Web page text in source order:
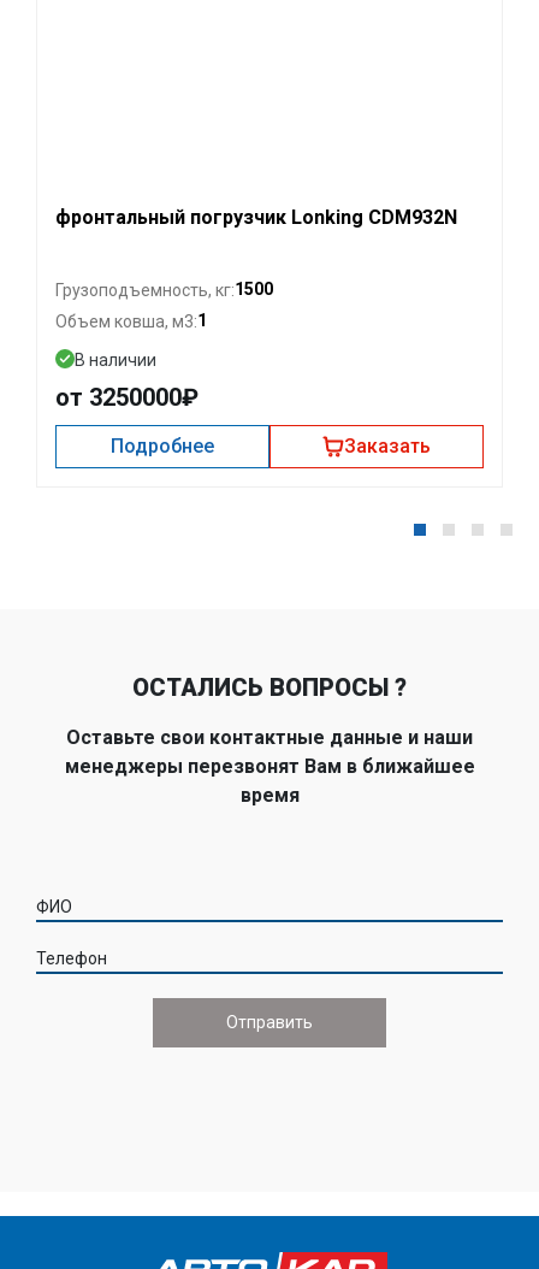
фронтальный погрузчик Lonking CDM932N
Грузоподъемность, кг:1500
Объем ковша, м3:1
В наличии
от 3250000₽
Подробнее Заказать
ОСТАЛИСЬ ВОПРОСЫ ?
Оставьте свои контактные данные и наши
менеджеры перезвонят Вам в ближайшее
время
ФИО
Телефон